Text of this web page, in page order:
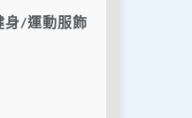
身/運動服飾